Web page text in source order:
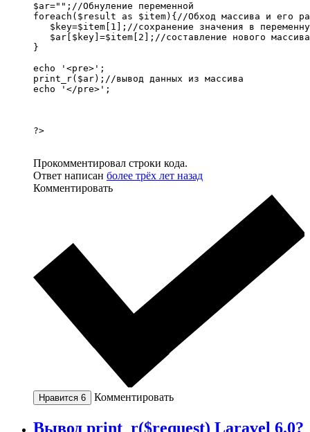
$ar="";//Обнуление переменной
foreach($result as $item){//Обход массива и его
$key=$item[1];//сохранение значения в
   $ar[$key]=$item[2];//составление нового массива
}
echo '<pre>';
print_r($ar);//вывод данных из массива
echo '</pre>';
?>
Прокомментировал строки кода.
Ответ написан более трёх лет назад
Комментировать
Нравится 6 Комментировать
Вывод print_r($request) Laravel 6.0?